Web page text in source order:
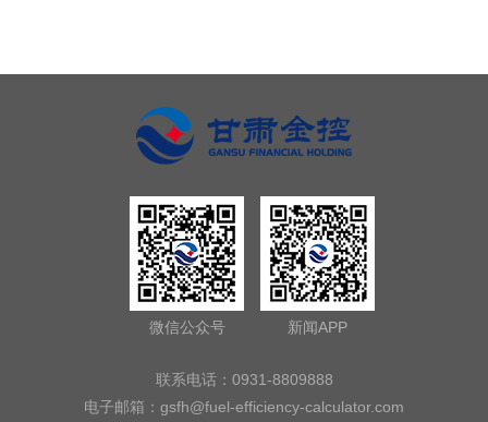
微信公众号 新闻APP
联系电话：0931-8809888
电子邮箱： gsfh@fuel-efficiency-calculator.com